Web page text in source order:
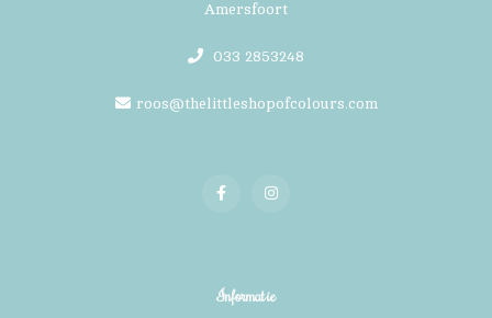
Amersfoort
033 2853248
roos@thelittleshopofcolours.com
Informatie